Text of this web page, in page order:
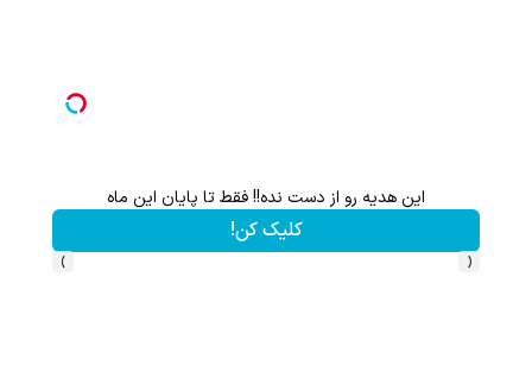
این هدیه رو از دست نده!! فقط تا پایان این ماه
کلیک کن!
‹
›